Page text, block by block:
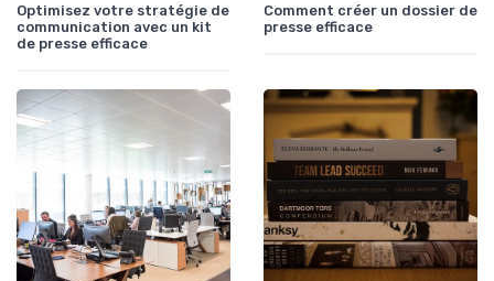
Optimisez votre stratégie de
communication avec un kit
de presse efficace
Comment créer un dossier de
presse efficace